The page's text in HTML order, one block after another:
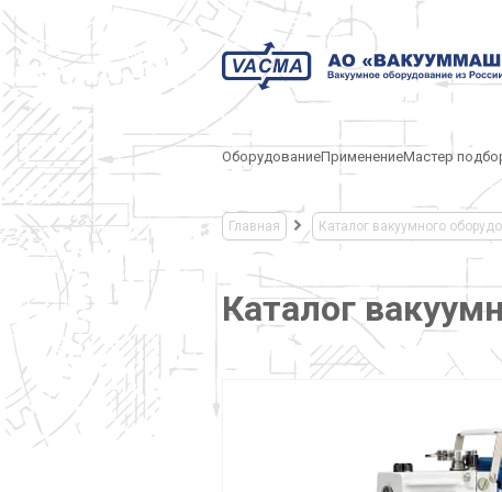
ОборудованиеПрименениеМастер
Главная Каталог вакуумного
Каталог